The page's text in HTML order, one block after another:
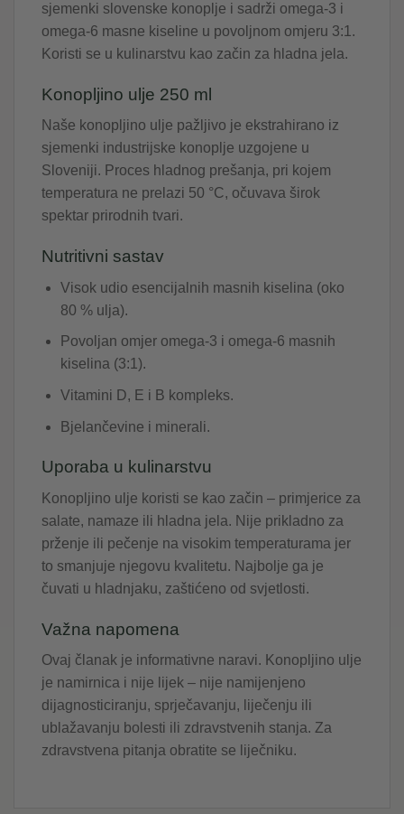
sjemenki slovenske konoplje i sadrži omega-3 i
omega-6 masne kiseline u povoljnom omjeru 3:1.
Koristi se u kulinarstvu kao začin za hladna jela.
Konopljino ulje 250 ml
Naše konopljino ulje pažljivo je ekstrahirano iz
sjemenki industrijske konoplje uzgojene u
Sloveniji. Proces hladnog prešanja, pri kojem
temperatura ne prelazi 50 °C, očuvava širok
spektar prirodnih tvari.
Nutritivni sastav
Visok udio esencijalnih masnih kiselina (oko
80 % ulja).
Povoljan omjer omega-3 i omega-6 masnih
kiselina (3:1).
Vitamini D, E i B kompleks.
Bjelančevine i minerali.
Uporaba u kulinarstvu
Konopljino ulje koristi se kao začin – primjerice za
salate, namaze ili hladna jela. Nije prikladno za
prženje ili pečenje na visokim temperaturama jer
to smanjuje njegovu kvalitetu. Najbolje ga je
čuvati u hladnjaku, zaštićeno od svjetlosti.
Važna napomena
Ovaj članak je informativne naravi. Konopljino ulje
je namirnica i nije lijek – nije namijenjeno
dijagnosticiranju, sprječavanju, liječenju ili
ublažavanju bolesti ili zdravstvenih stanja. Za
zdravstvena pitanja obratite se liječniku.